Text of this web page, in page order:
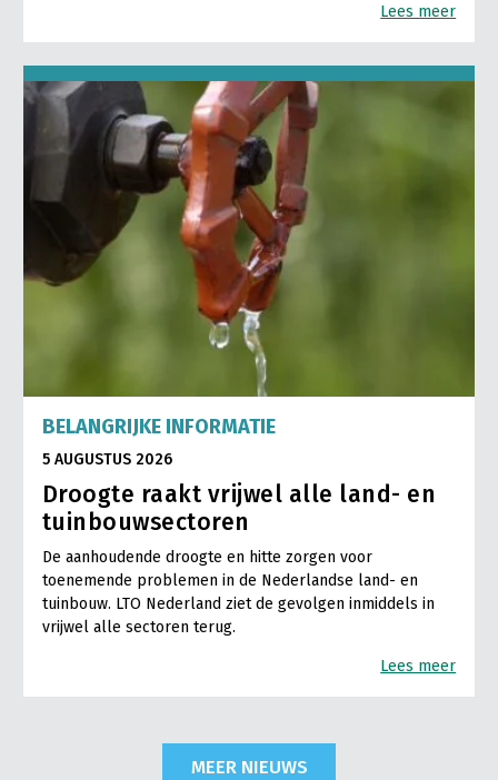
Lees meer
BELANGRIJKE INFORMATIE
5 AUGUSTUS 2026
Droogte raakt vrijwel alle land- en
tuinbouwsectoren
De aanhoudende droogte en hitte zorgen voor
toenemende problemen in de Nederlandse land- en
tuinbouw. LTO Nederland ziet de gevolgen inmiddels in
vrijwel alle sectoren terug.
Lees meer
MEER NIEUWS